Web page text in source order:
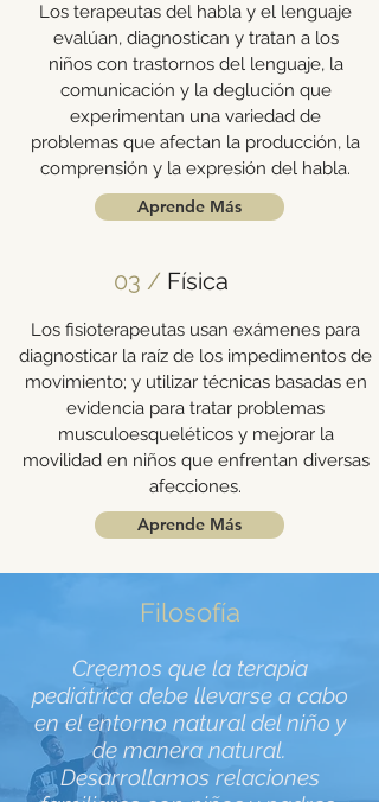
Los terapeutas del habla y el lenguaje
evalúan, diagnostican y tratan a los
niños con trastornos del lenguaje, la
comunicación y la deglución que
experimentan una variedad de
problemas que afectan la producción, la
comprensión y la expresión del habla.
Aprende Más
03 / Física
Los fisioterapeutas usan exámenes para
diagnosticar la raíz de los impedimentos de
movimiento; y utilizar técnicas basadas en
evidencia para tratar problemas
musculoesqueléticos y mejorar la
movilidad en niños que enfrentan diversas
afecciones.
Aprende Más
Filosofía
Creemos que la terapia
pediátrica debe llevarse a cabo
en el entorno natural del niño y
de manera natural.
Desarrollamos relaciones